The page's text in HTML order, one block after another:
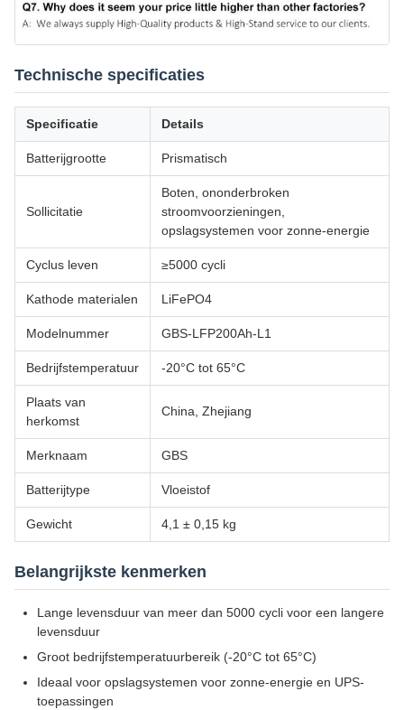
Technische specificaties
Specificatie Details
Batterijgrootte Prismatisch
Sollicitatie
Boten, ononderbroken
stroomvoorzieningen,
opslagsystemen voor zonne-energie
Cyclus leven ≥5000 cycli
Kathode materialen LiFePO4
Modelnummer GBS-LFP200Ah-L1
Bedrijfstemperatuur -20°C tot 65°C
Plaats van
herkomst
China, Zhejiang
Merknaam GBS
Batterijtype Vloeistof
Gewicht 4,1 ± 0,15 kg
Belangrijkste kenmerken
Lange levensduur van meer dan 5000 cycli voor een langere
levensduur
Groot bedrijfstemperatuurbereik (-20°C tot 65°C)
Ideaal voor opslagsystemen voor zonne-energie en UPS-
toepassingen